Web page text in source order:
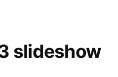
slideshow